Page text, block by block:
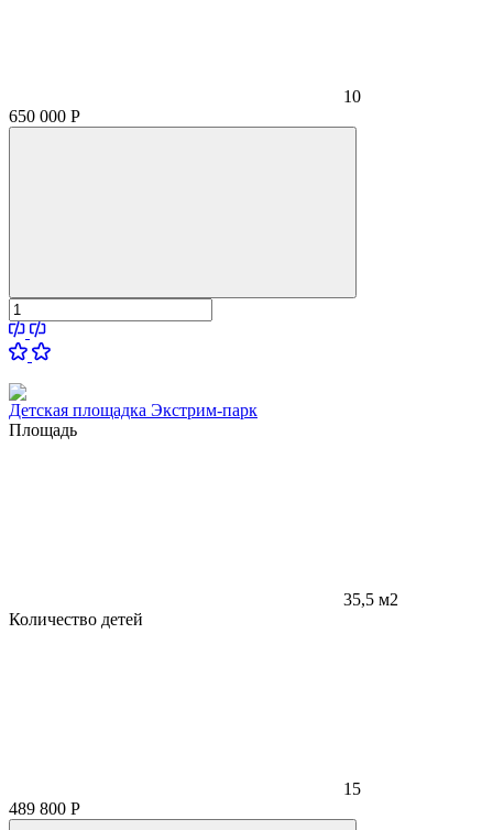
10
650 000 Р
Детская площадка Экстрим-парк
Площадь
35,5 м2
Количество детей
15
489 800 Р